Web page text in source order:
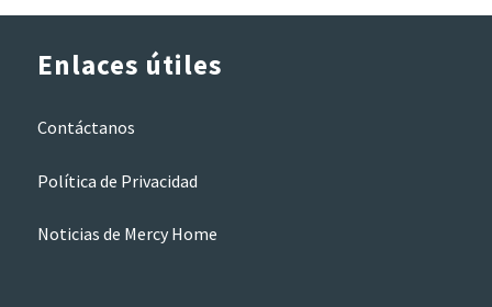
Enlaces útiles
Contáctanos
Política de Privacidad
Noticias de Mercy Home